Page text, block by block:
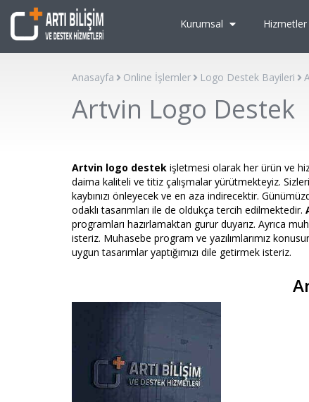
Kurumsal Hizmetler
Anasayfa Online İşlemler Logo Destek Bayileri
Artvin Logo Destek
Artvin logo destek işletmesi olarak her ürün ve
daima kaliteli ve titiz çalışmalar yürütmekteyiz.
kaybınızı önleyecek ve en aza indirecektir.
odaklı tasarımları ile de oldukça tercih edilmektedir.
programları hazırlamaktan gurur duyarız. Ayrıca
isteriz. Muhasebe program ve yazılımlarımız
uygun tasarımlar yaptığımızı dile getirmek isteriz.